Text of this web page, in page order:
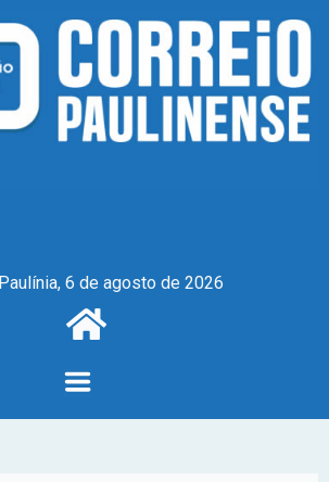
Paulínia, 6 de agosto de 2026